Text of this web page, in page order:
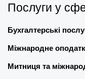
Послуги у
Бухгалтерські
Міжнародне
Митниця та